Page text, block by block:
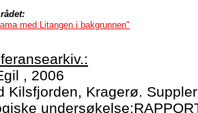
med Litangen i bakgrunnen"
, 2006
Kilsfjorden, Kragerø.